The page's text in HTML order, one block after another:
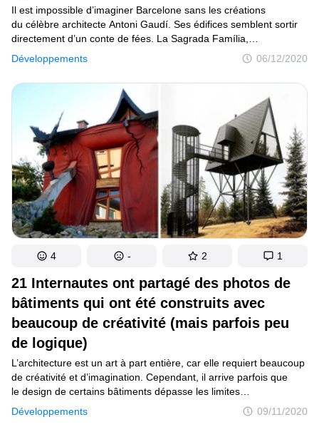
Développements 06/12/2020
Il est impossible d’imaginer Barcelone sans les créations
du célèbre architecte Antoni Gaudí. Ses édifices semblent sortir
directement d’un conte de fées. La Sagrada Família,
en construction depuis 138 ans, s’est ainsi imposée comme
un monument emblématique de la ville. Au cours de sa vie,
le génie n’a pas été épargné par des deuils, des échecs et des
maladies. Et cependant, le dévouement à son œuvre lui a permis
de les surmonter.
21 Internautes ont partagé des photos de
bâtiments qui ont été construits avec
beaucoup de créativité (mais parfois peu
de logique)
Développements 09/11/2020
L’architecture est un art à part entière, car elle requiert beaucoup
de créativité et d’imagination. Cependant, il arrive parfois que
le design de certains bâtiments dépasse les limites
de l’imagination, donnant ainsi naissance à des créations
vraiment uniques, aussi bien par leur beauté que par leur
4 - 2 1